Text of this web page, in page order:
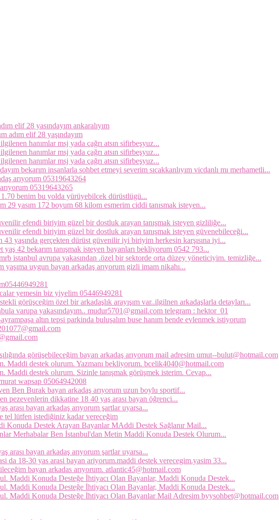
elif 28 yasındayım ankaralıyım
adım elif 28 yaşındayım
hanımlar msj yada çağrı atsın sifirbeşyuz...
hanımlar msj yada çağrı atsın sifirbeşyuz...
hanımlar msj yada çağrı atsın sifirbeşyuz...
bekarım insanlarla sohbet etmeyi severim sıcakkanlıyım vicdanlı mı merhametli...
arıyorum 05319643264
05319643265
benim bu yolda yürüyebilcek dürüstlügü...
29 yasım 172 boyum 68 kilom esmerim ciddi tanısmak isteyen...
efendi biriyim güzel bir dostluk arayan tanışmak isteyen gizliliğe...
efendi biriyim güzel bir dostluk arayan tanışmak isteyen güvenebileceği...
43 yaşında gerçekten dürüst güvenilir iyi biriyim herkesin karşısına iyi...
42 bekarım tanışmak isteyen bayanları bekliyorum 0542 793...
avrupa yakasından .özel bir sektorde orta düzey yöneticiyim. temizliğe...
yaşıma uygun bayan arkadaş arıyorum gizli imam nikahı...
yemesin biz yiyelim 05446949281
görüşceğim özel bir arkadaşlık arayışım var..ilgilnen arkadaşlarla detayları...
varupa yakasındayım.. mudur5701@gmail.com telegram : hektor_01
altın tepsi parkinda buluşalım buse hanım bende evlenmek istiyorum
görüşebileceğim bayan arkadaş arıyorum mail adresim umut--bulut@hotmail.com
Maddi destek olurum. Yazmanı bekliyorum. bcelik4040@hotmail.com
Maddi destek olurum. Sizinle tanışmak görüşmek isterim. Cevap...
wapsap 05064942008
Ben Burak bayan arkadaş arıyorum uzun boylu sportif...
pezevenlerin dikkatine 18 40 yaş arası bayan öğrenci...
arası bayan arkadaş arıyorum şartlar uyarsa...
tel lütfen istediğiniz kadar vereceğim
Konuda Destek Arayan Bayanlar MAddi Destek Sağlanır Mail...
Merhabalar Ben İstanbul'dan Metin Maddi Konuda Destek Olurum...
arası bayan arkadaş arıyorum şartlar uyarsa...
da 18-30 yas arasi bayan ariyorum.maddi destek verecegim.yasim 33...
bayan arkadas arıyorum. atlantic45@hotmail.com
Maddi Konuda Desteğe İhtiyacı Olan Bayanlar, Maddi Konuda Destek...
Maddi Konuda Desteğe İhtiyacı Olan Bayanlar, Maddi Konuda Destek...
Maddi Konuda Desteğe İhtiyacı Olan Bayanlar Mail Adresim byysohbet@hotmail.com